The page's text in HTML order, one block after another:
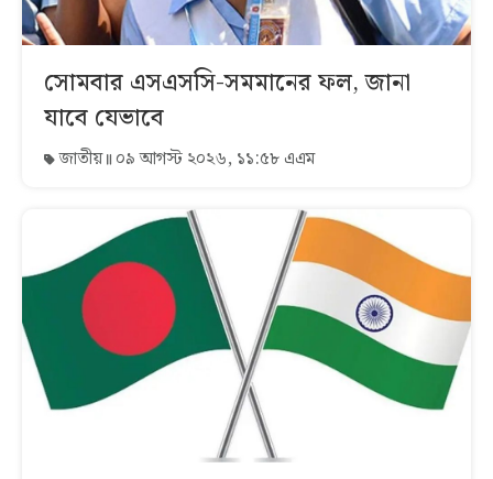
সোমবার এসএসসি-সমমানের ফল, জানা
যাবে যেভাবে
জাতীয় ০৯ আগস্ট ২০২৬, ১১:৫৮ এএম